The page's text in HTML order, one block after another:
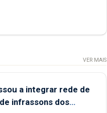
VER MAIS
a integrar rede de
infrassons dos